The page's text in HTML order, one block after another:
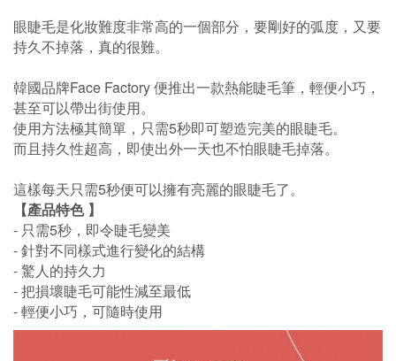
眼睫毛是化妝難度非常高的一個部分，要剛好的弧度，又要
持久不掉落，真的很難。
韓國品牌Face Factory便推出一款熱能睫毛筆，輕便小巧，
甚至可以帶出街使用。
使用方法極其簡單，只需5秒即可塑造完美的眼睫毛。
而且持久性超高，即使出外一天也不怕眼睫毛掉落。
這樣每天只需5秒便可以擁有亮麗的眼睫毛了。
【產品特色 】
- 只需5秒，即令睫毛變美
- 針對不同樣式進行變化的結構
- 驚人的持久力
- 把損壞睫毛可能性減至最低
- 輕便小巧，可隨時使用